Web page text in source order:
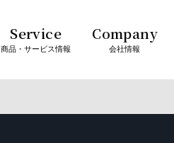
Service
商品・サービス情報
Company
会社情報